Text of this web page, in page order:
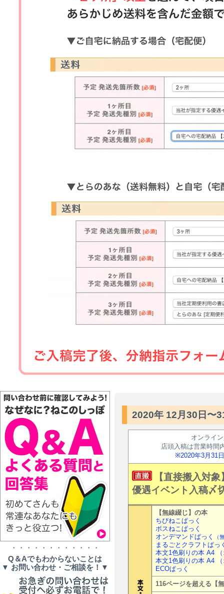
・・・・・・・・・・・・
Q＆Aでもわからないことは
▼ お問い合わせ・ご相談を！▼
2020年 12月30日〜
オンライ
店頭入稿は営業時間
※2020年3月31
【直接搬入対象
優遇イベント入稿〆
【無線綴じ】の本
ちびねこぱっく
ボスねこぱっく
オンデマンドぱっく
（
まるごとクラフトぱっ
本文1色刷りの本 A4
本文1色刷りの本 A4
ECOぱっく
116ページを超える【